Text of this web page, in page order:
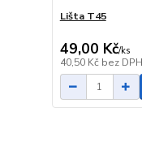
Lišta T45
49,00 Kč/ks
40,50 Kč bez DPH